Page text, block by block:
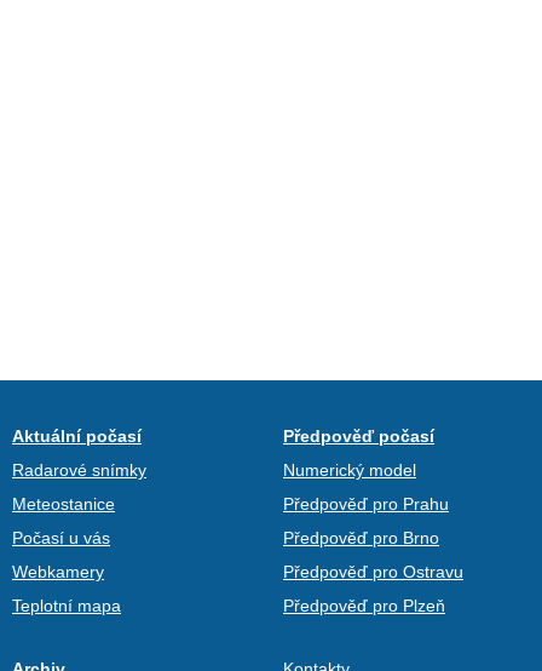
Aktuální počasí
Radarové snímky
Meteostanice
Počasí u vás
Webkamery
Teplotní mapa
Předpověď počasí
Numerický model
Předpověď pro Prahu
Předpověď pro Brno
Předpověď pro Ostravu
Předpověď pro Plzeň